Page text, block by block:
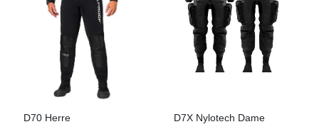
D70 Herre D7X Nylotech Dame